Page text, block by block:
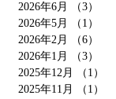
2026年6月
（3）
2026年5月
（1）
2026年2月
（6）
2026年1月
（3）
2025年12月
（1）
2025年11月
（1）